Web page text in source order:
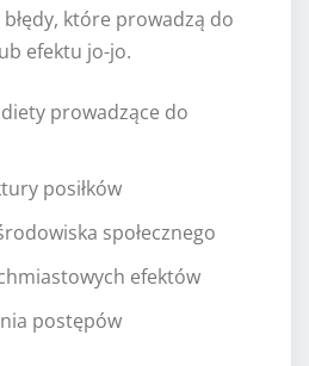
które prowadzą do
efektu jo-jo.
prowadzące do
posiłków
społecznego
efektów
postępów